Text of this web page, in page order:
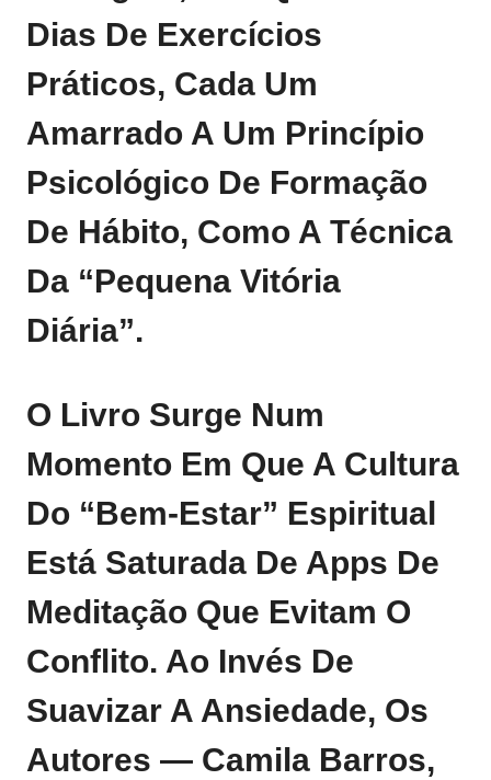
Dias De Exercícios
Práticos, Cada Um
Amarrado A Um Princípio
Psicológico De Formação
De Hábito, Como A Técnica
Da “pequena Vitória
Diária”.
O Livro Surge Num
Momento Em Que A Cultura
Do “bem‑estar” Espiritual
Está Saturada De Apps De
Meditação Que Evitam O
Conflito. Ao Invés De
Suavizar A Ansiedade, Os
Autores — Camila Barros,